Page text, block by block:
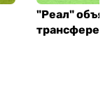
"Реал"
трансфере